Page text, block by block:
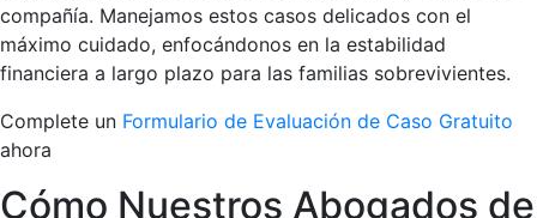
compañía. Manejamos estos casos delicados con el
máximo cuidado, enfocándonos en la estabilidad
financiera a largo plazo para las familias sobrevivientes.
Complete un Formulario de Evaluación de Caso Gratuito
ahora
Cómo Nuestros Abogados de